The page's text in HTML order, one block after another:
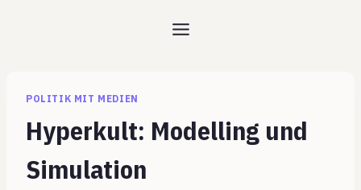
POLITIK MIT MEDIEN
Hyperkult: Modelling und
Simulation